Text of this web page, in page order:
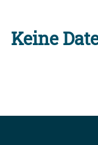
Keine